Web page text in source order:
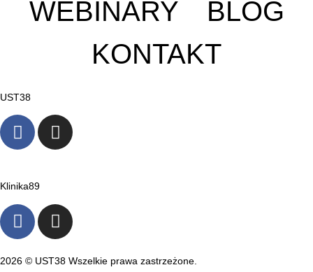
WEBINARY
BLOG
KONTAKT
UST38
Klinika89
2026 © UST38 Wszelkie prawa zastrzeżone.